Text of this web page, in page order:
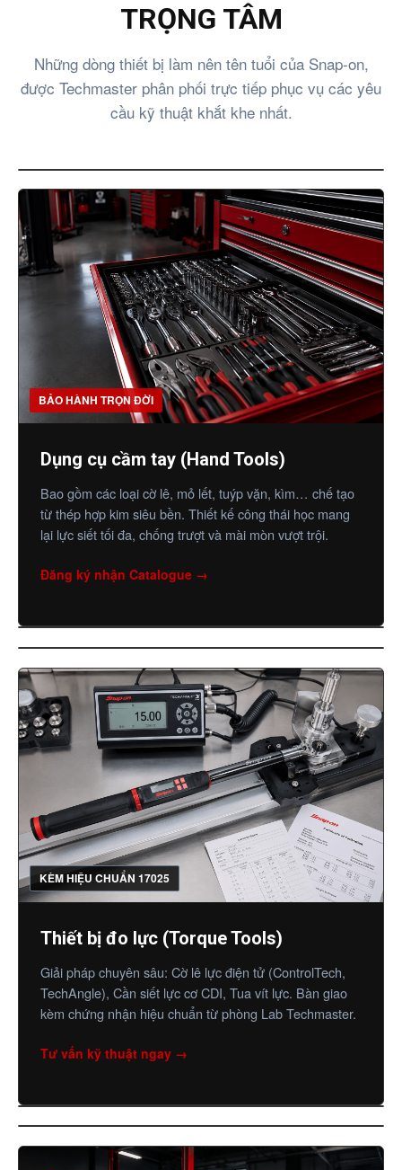
TRỌNG TÂM
Những dòng thiết bị làm nên tên tuổi của Snap-on,
được Techmaster phân phối trực tiếp phục vụ các yêu
cầu kỹ thuật khắt khe nhất.
BẢO HÀNH TRỌN ĐỜI
Dụng cụ cầm tay (Hand Tools)
Bao gồm các loại cờ lê, mỏ lết, tuýp vặn, kìm… chế tạo
từ thép hợp kim siêu bền. Thiết kế công thái học mang
lại lực siết tối đa, chống trượt và mài mòn vượt trội.
Đăng ký nhận Catalogue →
KÈM HIỆU CHUẨN 17025
Thiết bị đo lực (Torque Tools)
Giải pháp chuyên sâu: Cờ lê lực điện tử (ControlTech,
TechAngle), Cần siết lực cơ CDI, Tua vít lực. Bàn giao
kèm chứng nhận hiệu chuẩn từ phòng Lab Techmaster.
Tư vấn kỹ thuật ngay →